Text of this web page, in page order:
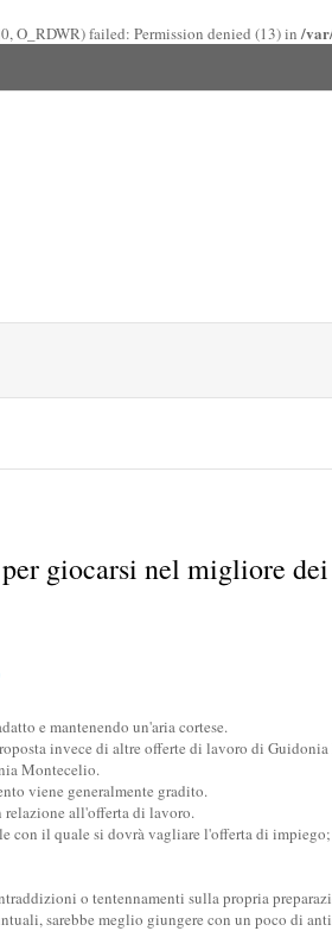
O_RDWR) failed: Permission denied (13) in /
giocarsi nel migliore
e mantenendo un'aria cortese.
invece di altre offerte di lavoro di
Montecelio.
viene generalmente gradito.
relazione all'offerta di lavoro.
con il quale si dovrà vagliare l'offerta di
o tentennamenti sulla propria
sarebbe meglio giungere con un poco di